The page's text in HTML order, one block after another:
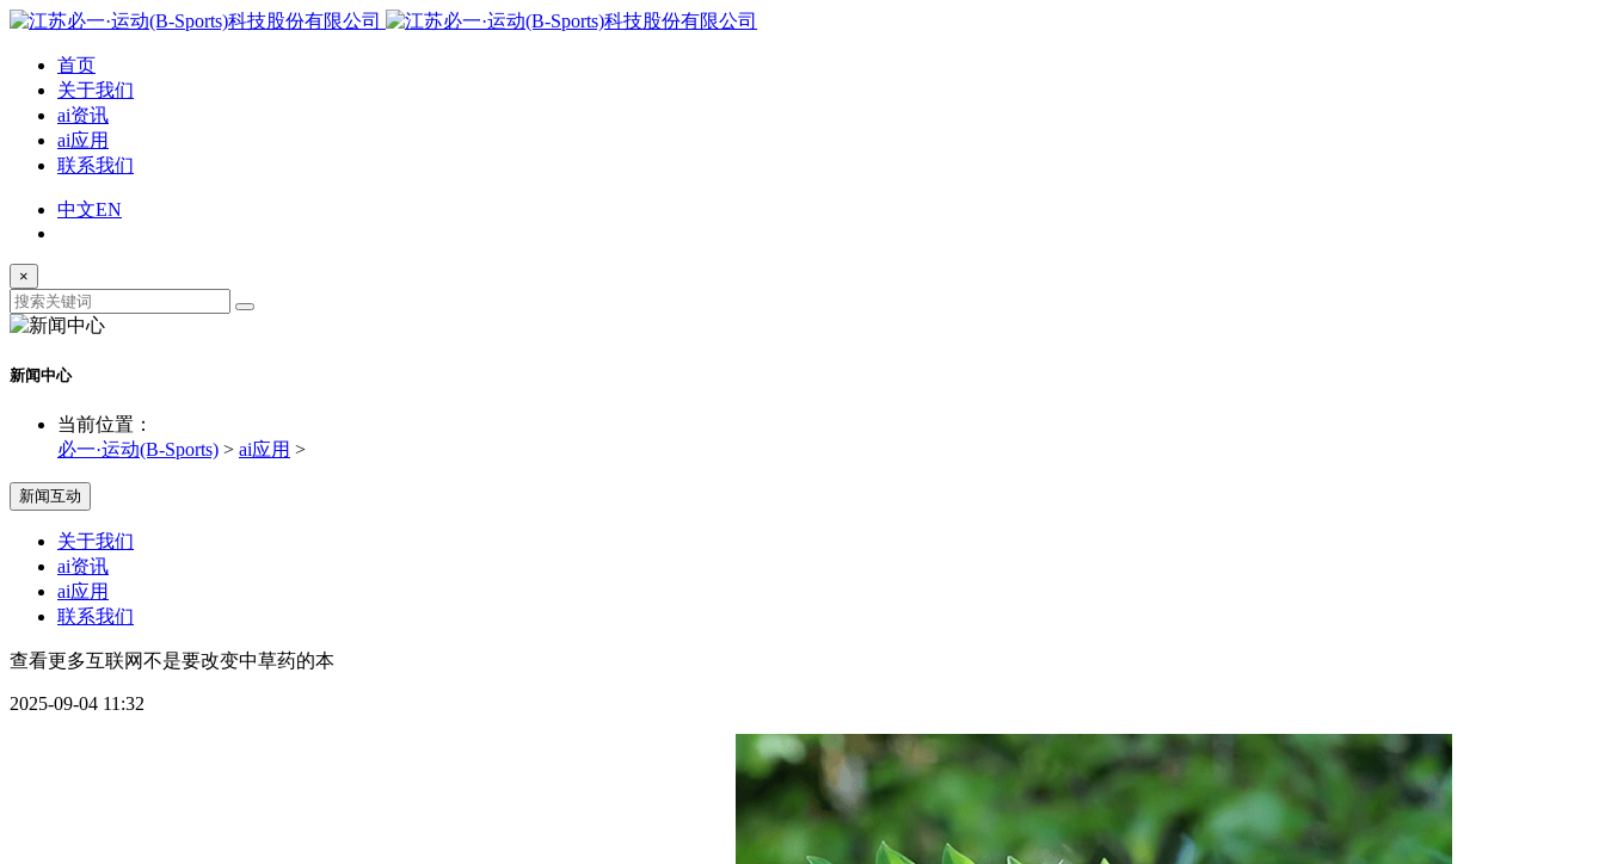
首页
关于我们
ai资讯
ai应用
联系我们
中文EN
×
新闻中心
当前位置：
必一·运动(B-Sports) > ai应用 >
新闻互动
关于我们
ai资讯
ai应用
联系我们
查看更多互联网不是要改变中草药的本
2025-09-04 11:32